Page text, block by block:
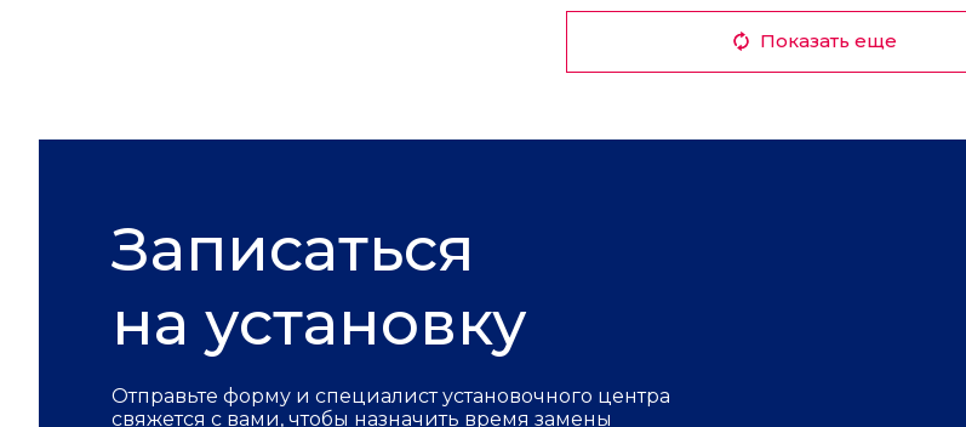
Показать еще
Записаться
на установку
Отправьте форму и специалист установочного центра
свяжется с вами, чтобы назначить время замены